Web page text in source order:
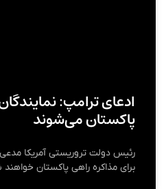
ادعای ترامپ:
پاکستان می‌شوند
رئیس دولت تروریستی آمریکا
برای مذاکره راهی پاکستان